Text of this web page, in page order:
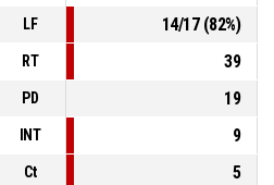
LF 14/17(82%)
RT
39
PD
19
INT
9
Ct
5